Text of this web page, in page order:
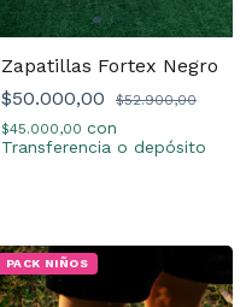
Zapatillas Fortex Negro
$50.000,00
$52.900,00
$45.000,00 con
Transferencia o depósito
PACK NIÑOS